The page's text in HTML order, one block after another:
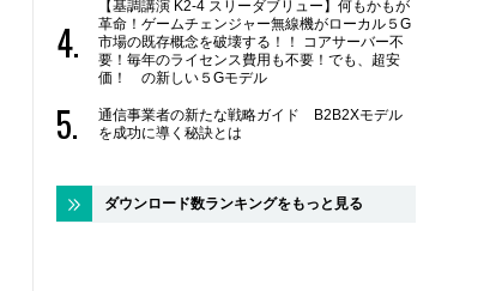
【基調講演 K2-4 スリーダブリュー】何もかもが
革命！ゲームチェンジャー無線機がローカル５G
市場の既存概念を破壊する！！ コアサーバー不
要！毎年のライセンス費用も不要！でも、超安
価！ の新しい５Gモデル
通信事業者の新たな戦略ガイド B2B2Xモデル
を成功に導く秘訣とは
ダウンロード数ランキングをもっと見る